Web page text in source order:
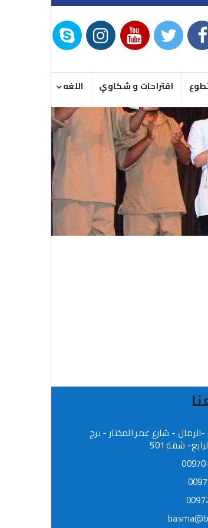
اقتراحات و شكاوي اللغه
- شارع عمر المختار - برج
شقة 501